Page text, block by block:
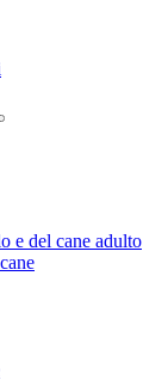
e del cane adulto